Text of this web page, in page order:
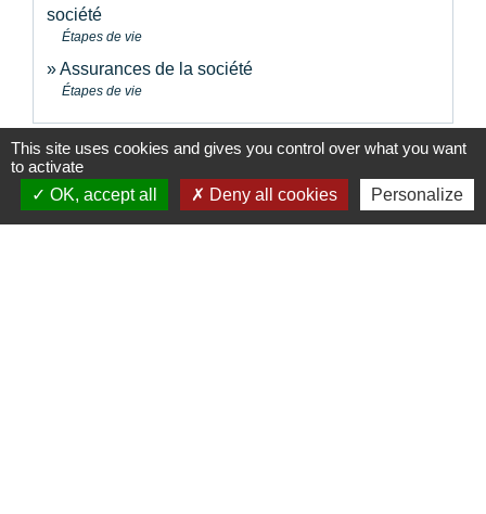
société
Étapes de vie
Assurances de la société
Étapes de vie
Signaler une erreur sur cette page
This site uses cookies and gives you control over what you want
to activate
OK, accept all
Deny all cookies Personalize